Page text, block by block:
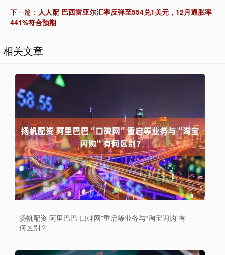
下一篇： 人人配 巴西雷亚尔汇率反弹至554兑1美元，12月通胀率
441%符合预期
相关文章
扬帆配资 阿里巴巴“口碑网”重启等业务与“淘宝闪购”有
何区别？